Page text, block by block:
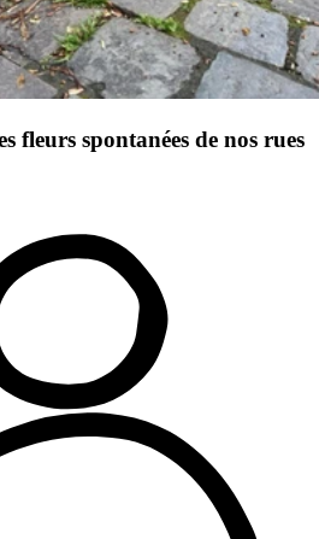
fleurs spontanées de nos rues